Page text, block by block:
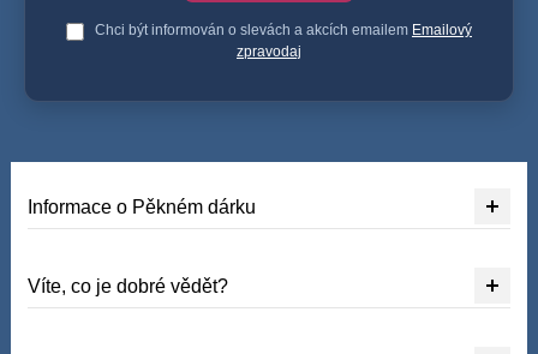
Chci být informován o slevách a akcích emailem Emailový
zpravodaj
Informace o Pěkném dárku
Víte, co je dobré vědět?